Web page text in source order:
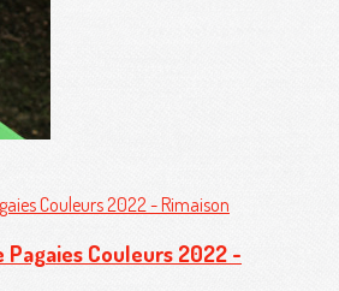
Couleurs 2022 -